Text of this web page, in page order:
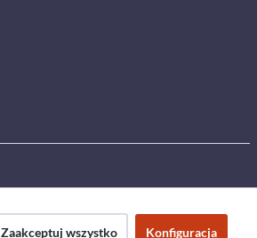
Zaakceptuj wszystko Konfiguracja